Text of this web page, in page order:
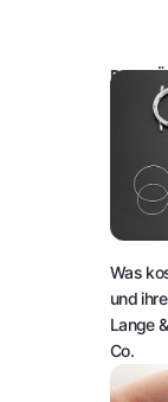
DAS
Was
und
Lange
Co.